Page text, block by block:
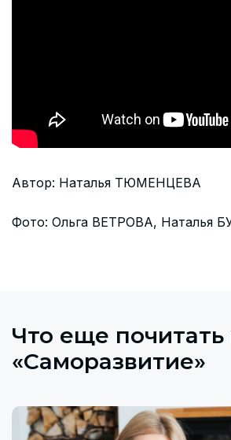
Автор: Наталья ТЮМЕНЦЕВА
Фото: Ольга ВЕТРОВА, Наталья
Что еще почитать
«Саморазвитие»